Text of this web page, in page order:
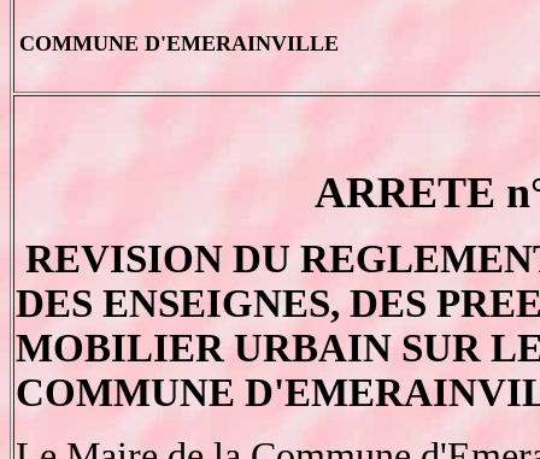
COMMUNE D'EMERAINVILLE
ARRETE
REVISION DU
DES ENSEIGNES, DES
MOBILIER URBAIN SUR
COMMUNE